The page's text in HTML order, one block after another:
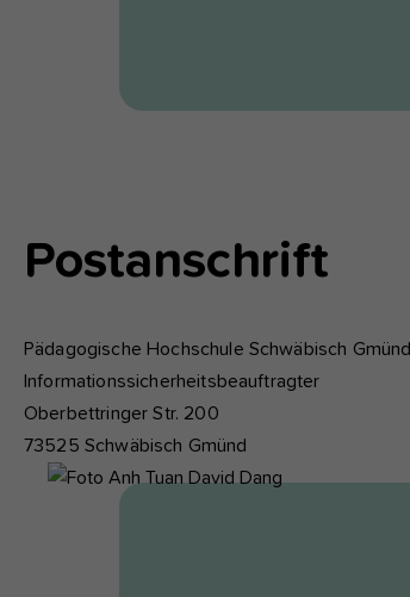
Postanschrift
Pädagogische Hochschule Schwäbisch Gmünd
Informationssicherheitsbeauftragter
Oberbettringer Str. 200
73525 Schwäbisch Gmünd